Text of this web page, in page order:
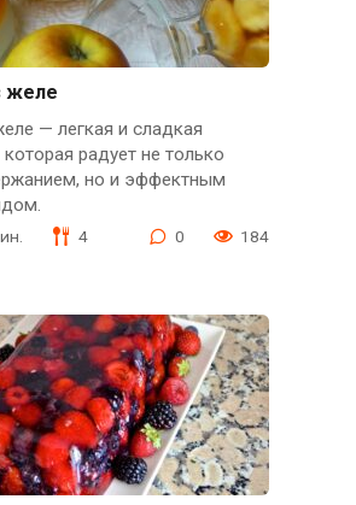
желе
— легкая и сладкая
которая радует не только
но и эффектным
4 0 184